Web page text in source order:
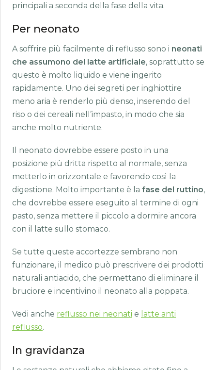
principali a seconda della fase della vita.
Per neonato
A soffrire più facilmente di reflusso sono i neonati
che assumono del latte artificiale, soprattutto se
questo è molto liquido e viene ingerito
rapidamente. Uno dei segreti per inghiottire
meno aria è renderlo più denso, inserendo del
riso o dei cereali nell’impasto, in modo che sia
anche molto nutriente.
Il neonato dovrebbe essere posto in una
posizione più dritta rispetto al normale, senza
metterlo in orizzontale e favorendo così la
digestione. Molto importante è la fase del ruttino,
che dovrebbe essere eseguito al termine di ogni
pasto, senza mettere il piccolo a dormire ancora
con il latte sullo stomaco.
Se tutte queste accortezze sembrano non
funzionare, il medico può prescrivere dei prodotti
naturali antiacido, che permettano di eliminare il
bruciore e incentivino il neonato alla poppata.
Vedi anche reflusso nei neonati e latte anti
reflusso.
In gravidanza